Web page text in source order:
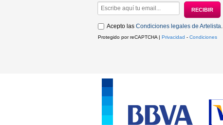
Acepto las Condiciones legales de Artelista.
Protegido por reCAPTCHA | Privacidad - Condiciones